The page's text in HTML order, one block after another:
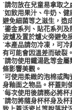
˙請勿放在兒童易拿取
˙如飲用果汁、牛奶、
避免細菌等之滋生，造
˙鎏金系列、貼花系列
波爐及置於爐火旁避免
˙本產品請勿冷凍，可
有可能會因溫差而破裂。
˙請勿使用鐵湯匙等金
條影響美觀。
˙可使用柔緻的泡棉或
身釉面之物品。杯蓋則
˙每次使用後請務必將
˙請勿將隨身杯杯身及